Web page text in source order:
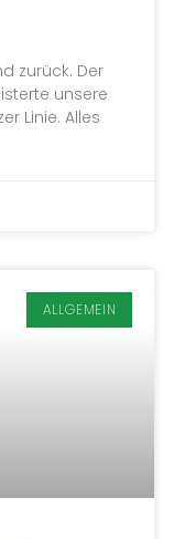
zurück. Der
unsere
Linie. Alles
ALLGEMEIN